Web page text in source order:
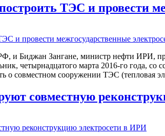
ТЭС и провести
и Биджан Зангане, министр нефти ИРИ,
четырнадцатого марта 2016-го года,
о совместном сооружении ТЭС (тепловая
совместную